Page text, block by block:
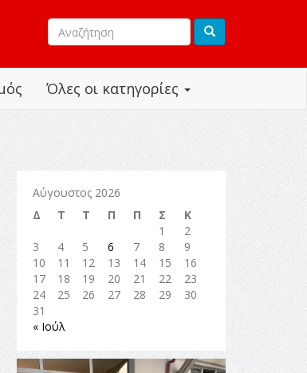
Όλες οι κατηγορίες
Αύγουστος 2026
Δ
Τ Τ Π Π Σ
Κ
1
2
3
4 5 6 7 8
9
10
11 12 13 14 15
16
17
18 19 20 21 22
23
24
25 26 27 28 29
30
31
« Ιούλ